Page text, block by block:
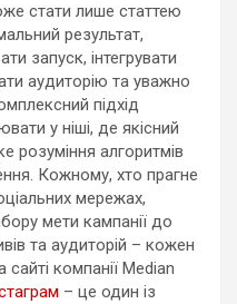
стати лише статтею
результат,
запуск, інтегрувати
аудиторію та уважно
підхід
у ніші, де якісний
розуміння алгоритмів
Кожному, хто прагне
мережах,
мети кампанії до
та аудиторій – кожен
компанії Median
– це один із